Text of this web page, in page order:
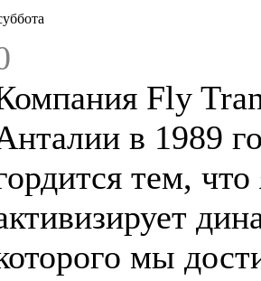
Fly
в 1989
тем,
мы